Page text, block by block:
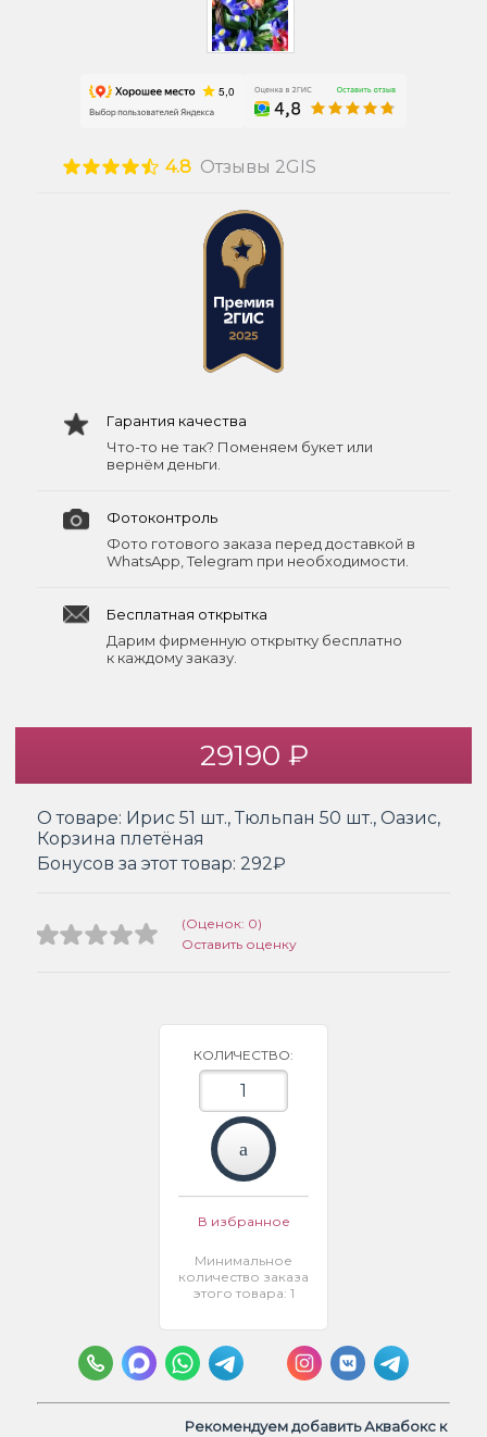
4.8 Отзывы 2GIS
Гарантия качества
Что-то не так? Поменяем букет или
вернём деньги.
Фотоконтроль
Фото готового заказа перед доставкой в
WhatsApp, Telegram при необходимости.
Бесплатная открытка
Дарим фирменную открытку бесплатно
к каждому заказу.
29190 ₽
О товаре: Ирис 51 шт., Тюльпан 50 шт., Оазис,
Корзина плетёная
Бонусов за этот товар: 292₽
(Оценок: 0)
Оставить оценку
КОЛИЧЕСТВО:
В избранное
Минимальное
количество заказа
этого товара: 1
Рекомендуем добавить Аквабокс к